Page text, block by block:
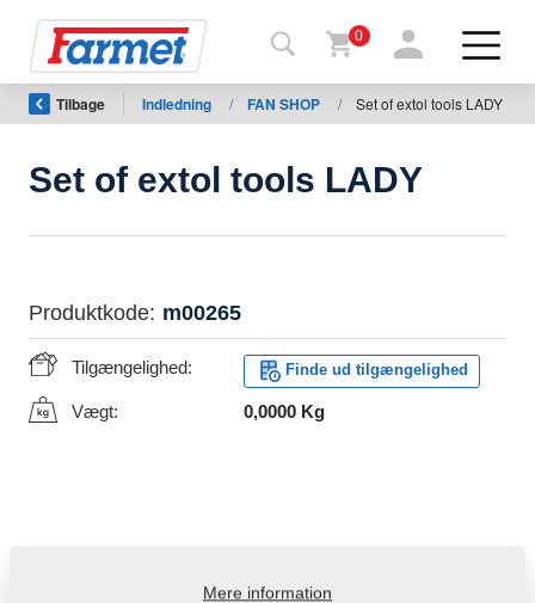
Tilbage
til web
Farmet
maskiner
download
0
Tilbage Indledning / FAN SHOP / Set of extol tools LADY
Set of extol tools LADY
Produktkode: m00265
Tilgængelighed: Finde ud tilgængelighed
Vægt: 0,0000 Kg
Mere information